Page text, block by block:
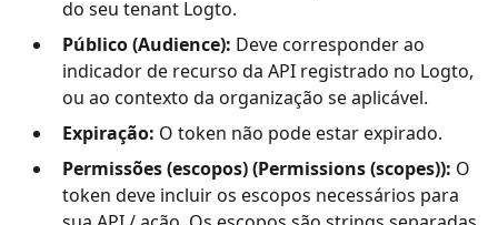
do seu tenant Logto.
Público (Audience): Deve corresponder ao
indicador de recurso da API registrado no Logto,
ou ao contexto da organização se aplicável.
Expiração: O token não pode estar expirado.
Permissões (escopos) (Permissions (scopes)): O
token deve incluir os escopos necessários para